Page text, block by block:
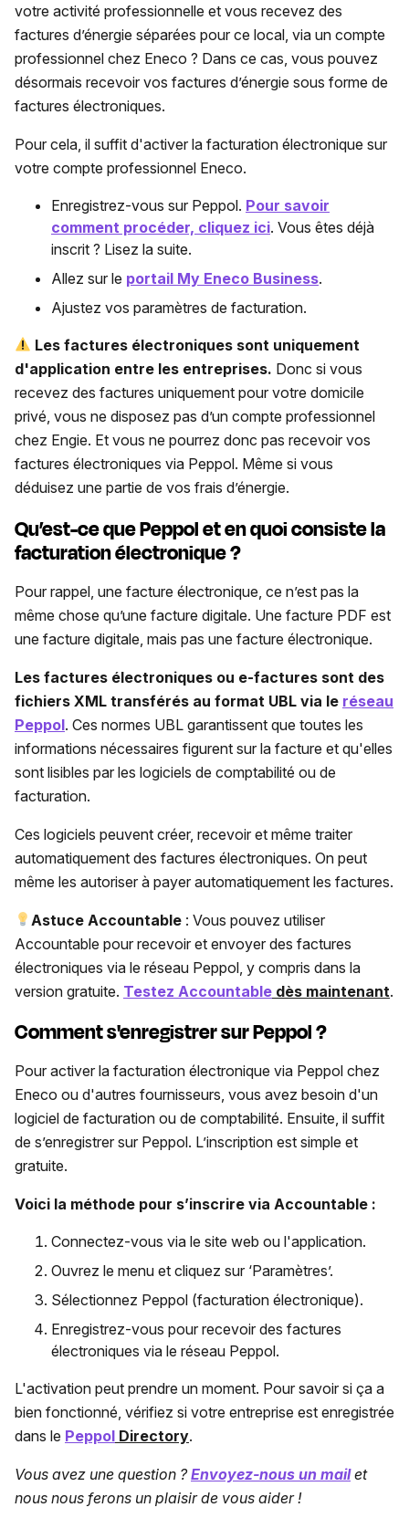
votre activité professionnelle et vous recevez des
factures d’énergie séparées pour ce local, via un compte
professionnel chez Eneco ? Dans ce cas, vous pouvez
désormais recevoir vos factures d’énergie sous forme de
factures électroniques.
Pour cela, il suffit d'activer la facturation électronique sur
votre compte professionnel Eneco.
Enregistrez-vous sur Peppol. Pour savoir
comment procéder, cliquez ici. Vous êtes déjà
inscrit ? Lisez la suite.
Allez sur le portail My Eneco Business.
Ajustez vos paramètres de facturation.
Les factures électroniques sont uniquement
d'application entre les entreprises. Donc si vous
recevez des factures uniquement pour votre domicile
privé, vous ne disposez pas d’un compte professionnel
chez Engie. Et vous ne pourrez donc pas recevoir vos
factures électroniques via Peppol. Même si vous
déduisez une partie de vos frais d’énergie.
Qu’est-ce que Peppol et en quoi consiste la
facturation électronique ?
Pour rappel, une facture électronique, ce n’est pas la
même chose qu’une facture digitale. Une facture PDF est
une facture digitale, mais pas une facture électronique.
Les factures électroniques ou e-factures sont des
fichiers XML transférés au format UBL via le réseau
Peppol. Ces normes UBL garantissent que toutes les
informations nécessaires figurent sur la facture et qu'elles
sont lisibles par les logiciels de comptabilité ou de
facturation.
Ces logiciels peuvent créer, recevoir et même traiter
automatiquement des factures électroniques. On peut
même les autoriser à payer automatiquement les factures.
Astuce Accountable : Vous pouvez utiliser
Accountable pour recevoir et envoyer des factures
électroniques via le réseau Peppol, y compris dans la
version gratuite. Testez Accountable dès maintenant.
Comment s'enregistrer sur Peppol ?
Pour activer la facturation électronique via Peppol chez
Eneco ou d'autres fournisseurs, vous avez besoin d'un
logiciel de facturation ou de comptabilité. Ensuite, il suffit
de s’enregistrer sur Peppol. L’inscription est simple et
gratuite.
Voici la méthode pour s’inscrire via Accountable :
Connectez-vous via le site web ou l'application.
Ouvrez le menu et cliquez sur ‘Paramètres’.
Sélectionnez Peppol (facturation électronique).
Enregistrez-vous pour recevoir des factures
électroniques via le réseau Peppol.
L'activation peut prendre un moment. Pour savoir si ça a
bien fonctionné, vérifiez si votre entreprise est enregistrée
dans le Peppol Directory.
Vous avez une question ?Envoyez-nous un mailet
nous nous ferons un plaisir de vous aider !